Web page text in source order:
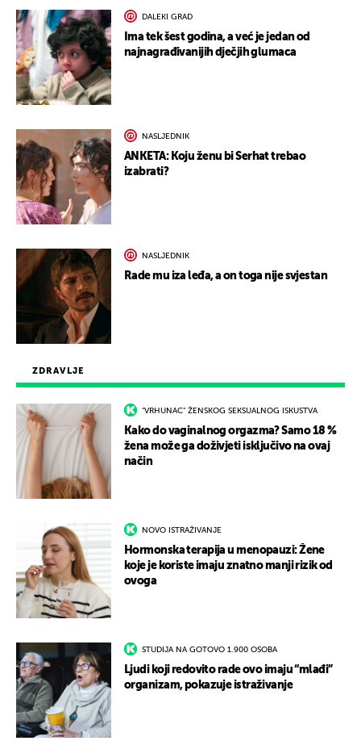
ZDRAVLJE
"VRHUNAC" ŽENSKOG SEKSUALNOG ISKUSTVA
Kako do vaginalnog orgazma? Samo 18 %
žena može ga doživjeti isključivo na ovaj
način
NOVO ISTRAŽIVANJE
Hormonska terapija u menopauzi: Žene
koje je koriste imaju znatno manji rizik od
ovoga
STUDIJA NA GOTOVO 1.900 OSOBA
Ljudi koji redovito rade ovo imaju “mlađi”
organizam, pokazuje istraživanje
DALEKI GRAD
Ima tek šest godina, a već je jedan od
najnagrađivanijih dječjih glumaca
NASLJEDNIK
ANKETA: Koju ženu bi Serhat trebao
izabrati?
NASLJEDNIK
Rade mu iza leđa, a on toga nije svjestan